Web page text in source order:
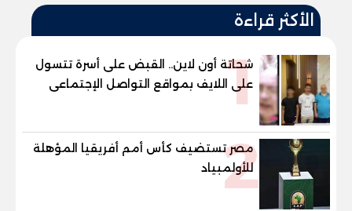
الأكثر قراءة
1
شحاتة أون لاين.. القبض على أسرة تتسول
على اللايف بمواقع التواصل الإجتماعى
2
مصر تستضيف كأس أمم أفريقيا المؤهلة
للأولمبياد